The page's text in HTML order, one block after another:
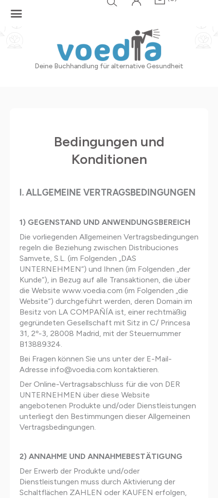
Deine Buchhandlung für alternative Gesundheit
Bedingungen und
Konditionen
I. ALLGEMEINE VERTRAGSBEDINGUNGEN
1) GEGENSTAND UND ANWENDUNGSBEREICH
Die vorliegenden Allgemeinen Vertragsbedingungen
regeln die Beziehung zwischen Distribuciones
Samvete, S.L. (im Folgenden „DAS
UNTERNEHMEN“) und Ihnen (im Folgenden „der
Kunde“), in Bezug auf alle Transaktionen, die über
die Website www.voedia.com (im Folgenden „die
Website“) durchgeführt werden, deren Domain im
Besitz von LA COMPAÑÍA ist, einer rechtmäßig
gegründeten Gesellschaft mit Sitz in C/ Princesa
31, 2º-3, 28008 Madrid, mit der Steuernummer
B13889324.
Bei Fragen können Sie uns unter der E-Mail-
Adresse info@voedia.com kontaktieren.
Der Online-Vertragsabschluss für die von DER
UNTERNEHMEN über diese Website
angebotenen Produkte und/oder Dienstleistungen
unterliegt den Bestimmungen dieser Allgemeinen
Vertragsbedingungen.
2) ANNAHME UND ANNAHMEBESTÄTIGUNG
Der Erwerb der Produkte und/oder
Dienstleistungen muss durch Aktivierung der
Schaltflächen ZAHLEN oder KAUFEN erfolgen,